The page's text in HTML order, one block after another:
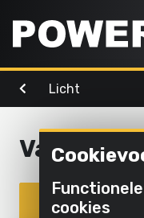
Powertools
en boren
Maaien
Licht
Home
Producten
Powertools
Inspiratie
Vast
cookies